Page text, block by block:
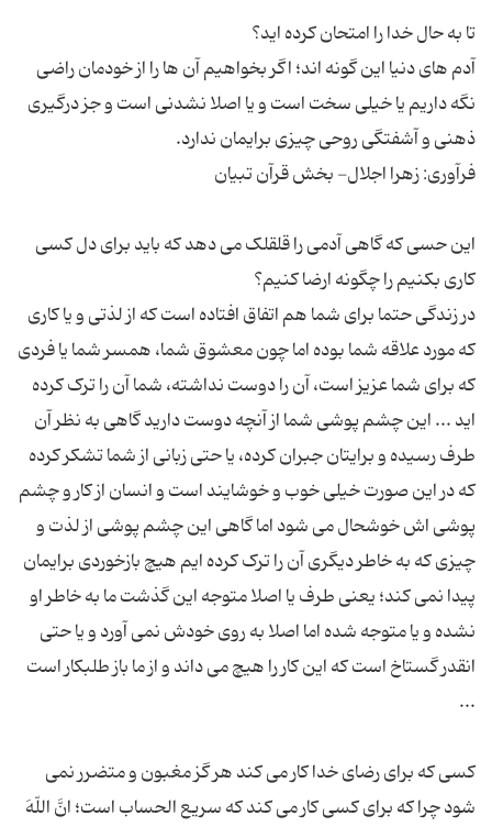
آدم های دنیا این گونه اند؛ اگر بخواهیم آن ها را از خودمان راضی
نگه داریم یا خیلی سخت است و یا اصلا نشدنی است و جز درگیری
این حسی که گاهی آدمی را قلقلک می دهد که باید برای دل کسی
در زندگی حتما برای شما هم اتفاق افتاده است که از لذتی و یا کاری
که مورد علاقه شما بوده اما چون معشوق شما، همسر شما یا فردی
که برای شما عزیز است، آن را دوست نداشته، شما آن را ترک کرده
اید ... این چشم پوشی شما از آنچه دوست دارید گاهی به نظر آن
طرف رسیده و برایتان جبران کرده، یا حتی زبانی از شما تشکر کرده
که در این صورت خیلی خوب و خوشایند است و انسان از کار و چشم
پوشی اش خوشحال می شود اما گاهی این چشم پوشی از لذت و
چیزی که به خاطر دیگری آن را ترک کرده ایم هیچ بازخوردی برایمان
پیدا نمی کند؛ یعنی طرف یا اصلا متوجه این گذشت ما به خاطر او
نشده و یا متوجه شده اما اصلا به روی خودش نمی آورد و یا حتی
انقدر گستاخ است که این کار را هیچ می داند و از ما باز طلبکار است
كسی كه برای رضای خدا كار می كند هر گز مغبون و متضرر نمی
شود چرا كه برای كسی كار می كند كه سریع الحساب است؛ انَّ اللّهَ